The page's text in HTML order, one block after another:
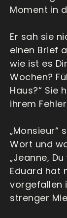
Moment in
Er sah sie
einen Brief
wie ist es
Wochen?
Haus?“ Sie
ihrem
„Monsieur“
Wort und
„Jeanne,
Eduard hat
vorgefallen
strenger